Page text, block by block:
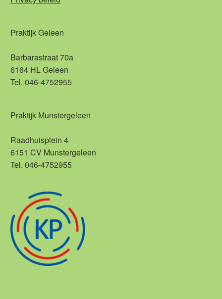
Praktijk Geleen
Barbarastraat 70a
6164 HL Geleen
Tel. 046-4752955
Praktijk Munstergeleen
Raadhuisplein 4
6151 CV Munstergeleen
Tel. 046-4752955